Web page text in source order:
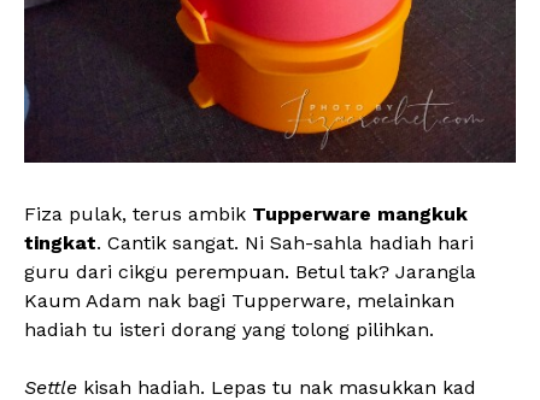
Fiza pulak, terus ambik Tupperware mangkuk
tingkat. Cantik sangat. Ni Sah-sahla hadiah hari
guru dari cikgu perempuan. Betul tak? Jarangla
Kaum Adam nak bagi Tupperware, melainkan
hadiah tu isteri dorang yang tolong pilihkan.
Settle kisah hadiah. Lepas tu nak masukkan kad